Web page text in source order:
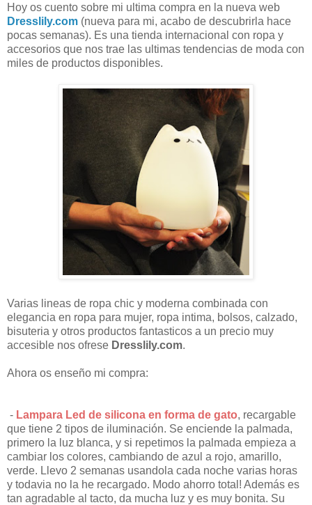
Hoy os cuento sobre mi ultima compra en la nueva web
Dresslily.com (nueva para mi, acabo de descubrirla hace
pocas semanas). Es una tienda internacional con ropa y
accesorios que nos trae las ultimas tendencias de moda con
miles de productos disponibles.
Varias lineas de ropa chic y moderna combinada con
elegancia en ropa para mujer, ropa intima, bolsos, calzado,
bisuteria y otros productos fantasticos a un precio muy
accesible nos ofrese Dresslily.com.
Ahora os enseño mi compra:
- Lampara Led de silicona en forma de gato, recargable
que tiene 2 tipos de iluminación. Se enciende la palmada,
primero la luz blanca, y si repetimos la palmada empieza a
cambiar los colores, cambiando de azul a rojo, amarillo,
verde. Llevo 2 semanas usandola cada noche varias horas
y todavia no la he recargado. Modo ahorro total! Además es
tan agradable al tacto, da mucha luz y es muy bonita. Su